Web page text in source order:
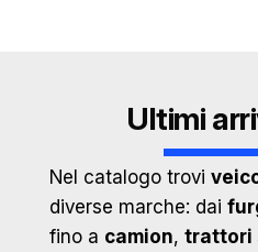
Ultimi
Nel catalogo trovi
diverse marche: dai
fino a camion, trattori